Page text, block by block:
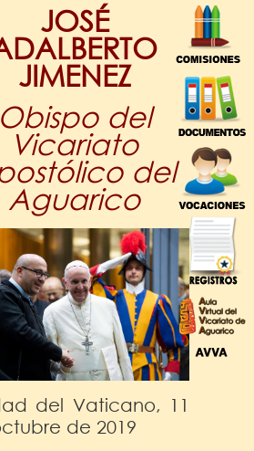
JOSÉ
JIMENEZ
Obispo del
Vicariato
del
Aguarico
del Vaticano, 11
de 2019